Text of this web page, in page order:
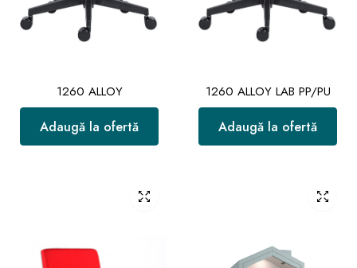
1260 ALLOY
Adaugă la ofertă
1260 ALLOY LAB PP/PU
Adaugă la ofertă